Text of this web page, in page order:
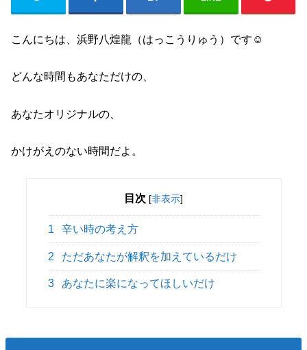
こんにちは、浜野八煌龍（はっこうりゅう）です☺︎
どんな時間もあなただけの、
あなたオリジナルの、
かけがえのない時間だよ。
目次 [非表示]
1 辛い時の考え方
2 ただあなたが解釈を加えているだけ
3 あなたに楽になってほしいだけ